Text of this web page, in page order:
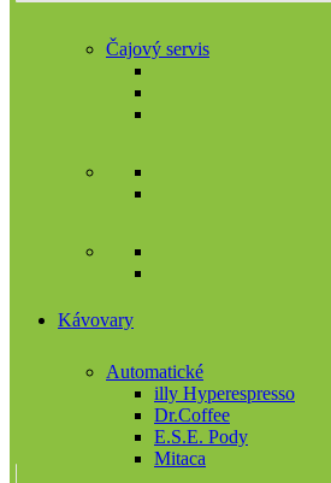
Čajový servis
Kávovary
Automatické
illy Hyperespresso
Dr.Coffee
E.S.E. Pody
Mitaca